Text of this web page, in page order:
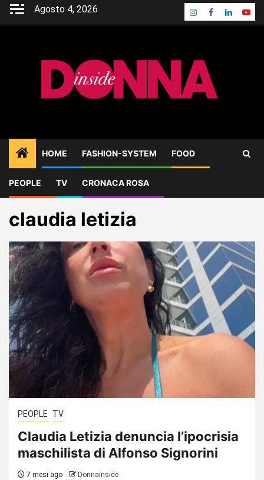
Skip
Agosto 4, 2026 Instagram
Facebook
Linkedin
HOME FASHION-SYSTEM FOOD
PEOPLE TV CRONACA ROSA
Home Blog claudia letizia
claudia letizia
PEOPLE TV
Claudia Letizia denuncia l’ipocrisia
maschilista di Alfonso Signorini
7 mesi ago Donnainside